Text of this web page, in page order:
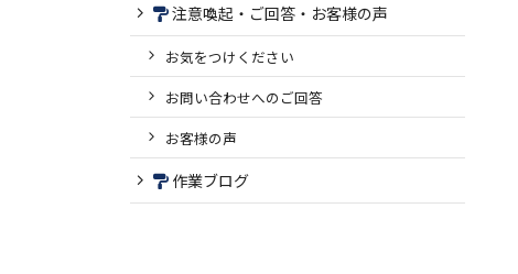
注意喚起・ご回答・お客様の声
お気をつけください
お問い合わせへのご回答
お客様の声
作業ブログ